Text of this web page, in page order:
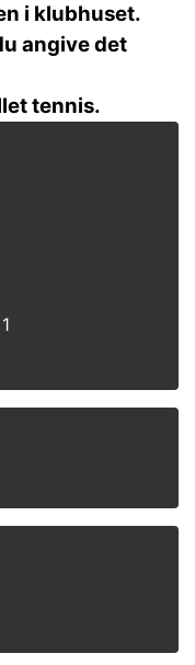
i klubhuset.
angive det
tennis.